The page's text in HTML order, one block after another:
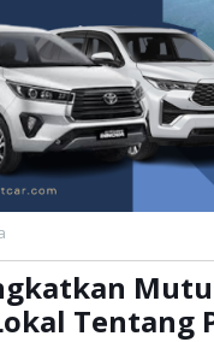
Tentang